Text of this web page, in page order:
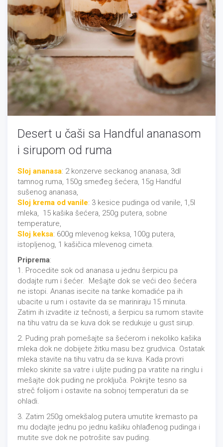
Desert u čaši sa Handful ananasom
i sirupom od ruma
Sloj ananasa: 2 konzerve seckanog ananasa, 3dl
tamnog ruma, 150g smeđeg šećera, 15g Handful
sušenog ananasa,
Sloj krema od vanile: 3 kesice pudinga od vanile, 1,5l
mleka, 15 kašika šećera, 250g putera, sobne
temperature,
Sloj keksa: 600g mlevenog keksa, 100g putera,
istopljenog, 1 kašičica mlevenog cimeta.
Priprema:
1. Procedite sok od ananasa u jednu šerpicu pa
dodajte rum i šećer. Mešajte dok se veći deo šećera
ne istopi. Ananas isecite na tanke komadiće pa ih
ubacite u rum i ostavite da se mariniraju 15 minuta.
Zatim ih izvadite iz tečnosti, a šerpicu sa rumom stavite
na tihu vatru da se kuva dok se redukuje u gust sirup.
2. Puding prah pomešajte sa šećerom i nekoliko kašika
mleka dok ne dobijete žitku masu bez grudvica. Ostatak
mleka stavite na tihu vatru da se kuva. Kada provri
mleko skinite sa vatre i ulijte puding pa vratite na ringlu i
mešajte dok puding ne proključa. Pokrijte tesno sa
streč folijom i ostavite na sobnoj temperaturi da se
ohladi.
3. Zatim 250g omekšalog putera umutite kremasto pa
mu dodajte jednu po jednu kašiku ohlađenog pudinga i
mutite sve dok ne potrošite sav puding.